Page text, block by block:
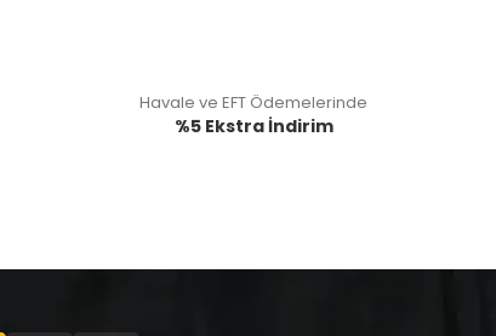
Havale ve EFT Ödemelerinde
%5 Ekstra İndirim